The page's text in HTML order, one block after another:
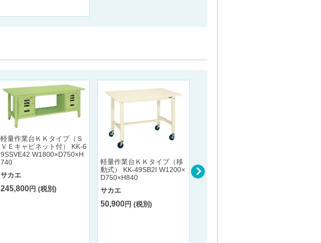
軽量作業台ＫＫタイプ（Ｓ
ＶＥキャビネット付） KK-6
9SSVE42 W1800×D750×H
740
サカエ
245,800円 (税別)
軽量作業台ＫＫタイプ（移
動式） KK-49SB2I W1200×
D750×H840
サカエ
50,900円 (税別)
サカエ